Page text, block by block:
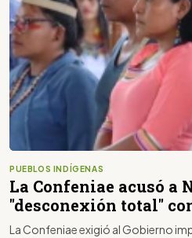
PUEBLOS INDÍGENAS
La Confeniae acusó a
"desconexión total"
La Confeniae exigió al Gobierno